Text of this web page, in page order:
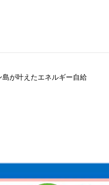
が叶えたエネルギー自給